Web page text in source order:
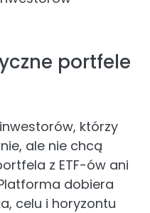
portfele
którzy
ale nie chcą
z ETF-ów ani
dobiera
celu i horyzontu